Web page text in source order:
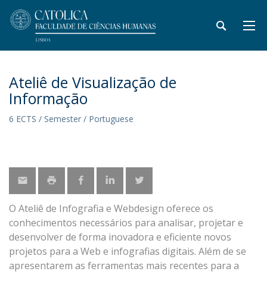
Ateliê de Visualização de
Informação
6 ECTS / Semester / Portuguese
O Ateliê de Infografia e Webdesign oferece os
conhecimentos necessários para analisar, projetar e
desenvolver de forma inovadora e eficiente novos
projetos para a Web e infografias digitais. Além de se
apresentarem as ferramentas mais recentes para a